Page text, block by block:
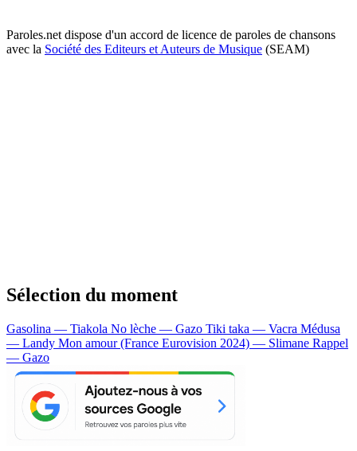
Paroles.net dispose d'un accord de licence de paroles de chansons
avec la Société des Editeurs et Auteurs de Musique (SEAM)
Sélection du moment
Gasolina — Tiakola No lèche — Gazo Tiki taka — Vacra Médusa
— Landy Mon amour (France Eurovision 2024) — Slimane Rappel
— Gazo